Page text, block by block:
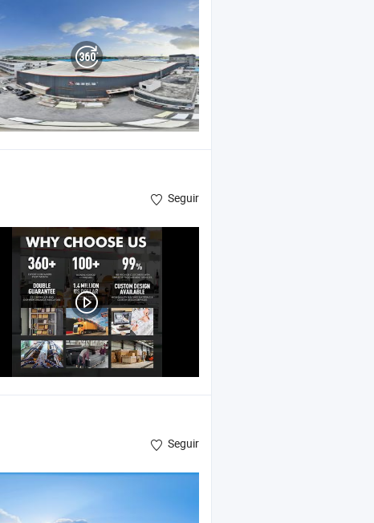
Seguir
pared , suelo SPC
Seguir